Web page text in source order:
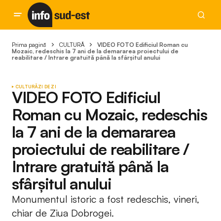
Prima pagină CULTURĂ
VIDEO FOTO Edificiul Roman cu
Mozaic, redeschis la 7 ani de la demararea proiectului de
reabilitare / Intrare gratuită până la sfârșitul anului
CULTURĂZI DE ZI
VIDEO FOTO Edificiul
Roman cu Mozaic, redeschis
la 7 ani de la demararea
proiectului de reabilitare /
Intrare gratuită până la
sfârșitul anului
Monumentul istoric a fost redeschis, vineri,
chiar de Ziua Dobrogei.